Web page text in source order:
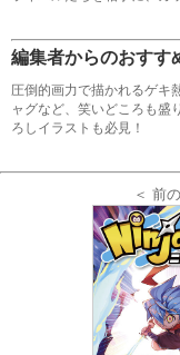
編集者からのおすす
圧倒的画力で描かれるゲキ
ャグなど、笑いどころも盛
ろしイラストも必見！
＜ 前